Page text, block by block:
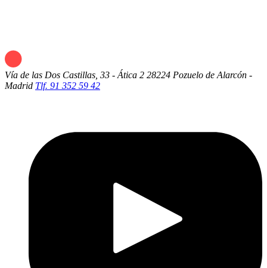
Vía de las Dos Castillas, 33 - Ática 2 28224 Pozuelo de Alarcón -
Madrid Tlf. 91 352 59 42